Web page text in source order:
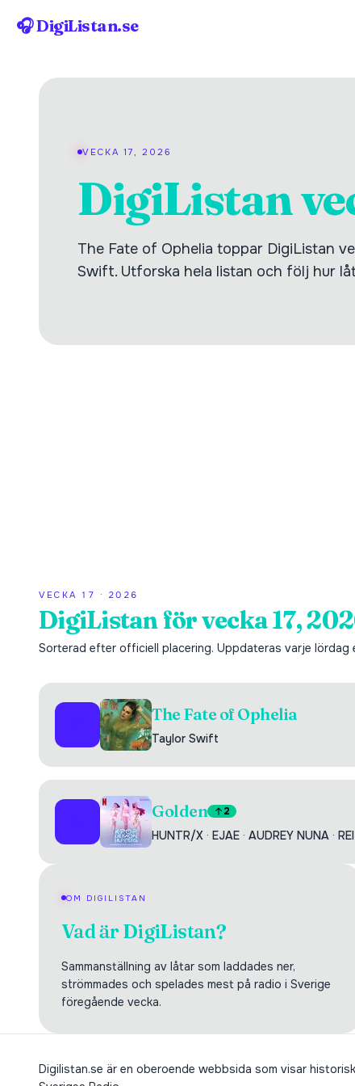
🎧 DigiListan.se
VECKA 17, 2026
DigiListan
The Fate of Ophelia toppar DigiListan
Swift. Utforska hela listan och följ hur
VECKA 17 · 2026
DigiListan för vecka 17,
Sorterad efter officiell placering. Uppdateras varje lördag
The Fate of Ophelia
Taylor Swift
Golden 2
HUNTR/X · EJAE · AUDREY NUNA ·
OM DIGILISTAN
Vad är DigiListan?
Sammanställning av låtar som laddades ner,
strömmades och spelades mest på radio i Sverige
föregående vecka.
Digilistan.se är en oberoende webbsida som visar